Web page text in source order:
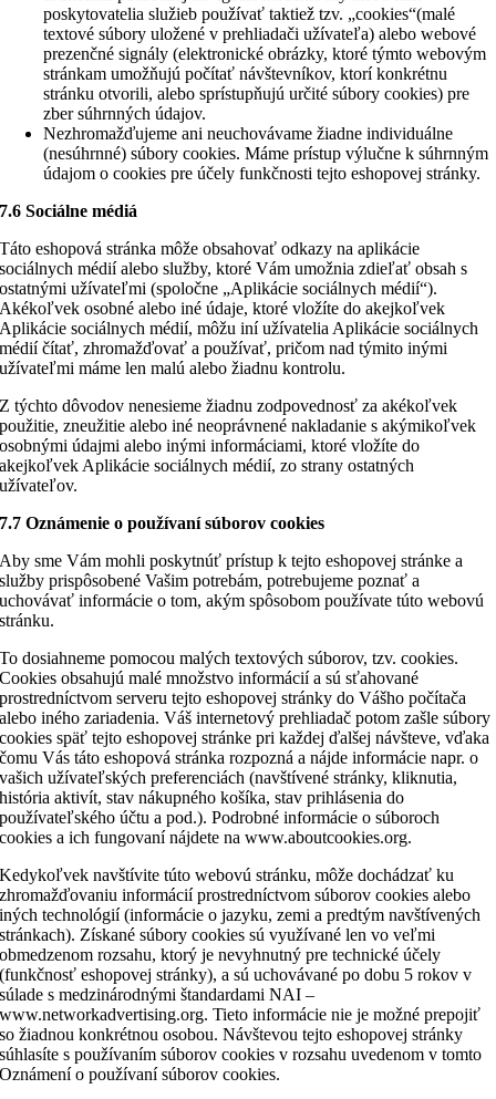
poskytovatelia služieb používať taktiež tzv. „cookies“(malé
textové súbory uložené v prehliadači užívateľa) alebo webové
prezenčné signály (elektronické obrázky, ktoré týmto webovým
stránkam umožňujú počítať návštevníkov, ktorí konkrétnu
stránku otvorili, alebo sprístupňujú určité súbory cookies) pre
zber súhrnných údajov.
Nezhromažďujeme ani neuchovávame žiadne individuálne
(nesúhrnné) súbory cookies. Máme prístup výlučne k súhrnným
údajom o cookies pre účely funkčnosti tejto eshopovej stránky.
7.6 Sociálne médiá
Táto eshopová stránka môže obsahovať odkazy na aplikácie
sociálnych médií alebo služby, ktoré Vám umožnia zdieľať obsah s
ostatnými užívateľmi (spoločne „Aplikácie sociálnych médií“).
Akékoľvek osobné alebo iné údaje, ktoré vložíte do akejkoľvek
Aplikácie sociálnych médií, môžu iní užívatelia Aplikácie sociálnych
médií čítať, zhromažďovať a používať, pričom nad týmito inými
užívateľmi máme len malú alebo žiadnu kontrolu.
Z týchto dôvodov nenesieme žiadnu zodpovednosť za akékoľvek
použitie, zneužitie alebo iné neoprávnené nakladanie s akýmikoľvek
osobnými údajmi alebo inými informáciami, ktoré vložíte do
akejkoľvek Aplikácie sociálnych médií, zo strany ostatných
užívateľov.
7.7 Oznámenie o používaní súborov cookies
Aby sme Vám mohli poskytnúť prístup k tejto eshopovej stránke a
služby prispôsobené Vašim potrebám, potrebujeme poznať a
uchovávať informácie o tom, akým spôsobom používate túto webovú
stránku.
To dosiahneme pomocou malých textových súborov, tzv. cookies.
Cookies obsahujú malé množstvo informácií a sú sťahované
prostredníctvom serveru tejto eshopovej stránky do Vášho počítača
alebo iného zariadenia. Váš internetový prehliadač potom zašle súbory
cookies späť tejto eshopovej stránke pri každej ďalšej návšteve, vďaka
čomu Vás táto eshopová stránka rozpozná a nájde informácie napr. o
vašich užívateľských preferenciách (navštívené stránky, kliknutia,
história aktivít, stav nákupného košíka, stav prihlásenia do
používateľského účtu a pod.). Podrobné informácie o súboroch
cookies a ich fungovaní nájdete na www.aboutcookies.org.
Kedykoľvek navštívite túto webovú stránku, môže dochádzať ku
zhromažďovaniu informácií prostredníctvom súborov cookies alebo
iných technológií (informácie o jazyku, zemi a predtým navštívených
stránkach). Získané súbory cookies sú využívané len vo veľmi
obmedzenom rozsahu, ktorý je nevyhnutný pre technické účely
(funkčnosť eshopovej stránky), a sú uchovávané po dobu 5 rokov v
súlade s medzinárodnými štandardami NAI –
www.networkadvertising.org. Tieto informácie nie je možné prepojiť
so žiadnou konkrétnou osobou. Návštevou tejto eshopovej stránky
súhlasíte s používaním súborov cookies v rozsahu uvedenom v tomto
Oznámení o používaní súborov cookies.